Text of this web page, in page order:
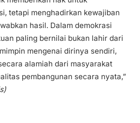
tetapi menghadirkan kewajiban
hasil. Dalam demokrasi
paling bernilai bukan lahir dari
mengenai dirinya sendiri,
alamiah dari masyarakat
pembangunan secara nyata,”